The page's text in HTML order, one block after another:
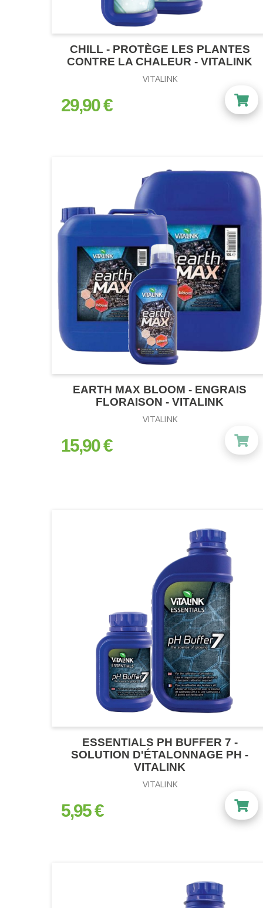
CHILL - PROTÈGE LES PLANTES
CONTRE LA CHALEUR - VITALINK
VITALINK
prix
29,90 €
EARTH MAX BLOOM - ENGRAIS
FLORAISON - VITALINK
VITALINK
prix
15,90 €
ESSENTIALS PH BUFFER 7 -
SOLUTION D'ÉTALONNAGE PH -
VITALINK
VITALINK
prix
5,95 €